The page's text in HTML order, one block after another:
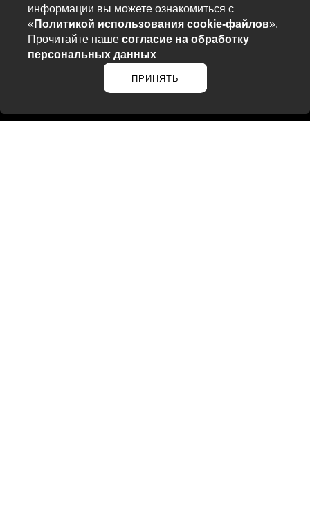
информации вы можете ознакомиться с
« Политикой использования cookie-файлов».
Прочитайте наше согласие на обработку
персональных данных
ПРИНЯТЬ